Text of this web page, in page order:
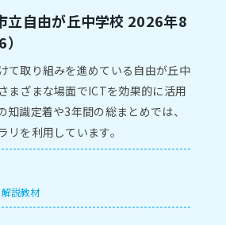
自由が丘中学校 2026年8
て取り組みを進めている⾃由が丘中
まざまな場⾯でICTを効果的に活⽤
知識定着や3年間の総まとめでは、
リを利⽤しています。
解説教材